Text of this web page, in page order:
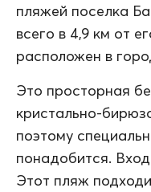
пляжей поселка
всего в 4,9 км от
расположен в
Это просторная
кристально-
поэтому
понадобится.
Этот пляж